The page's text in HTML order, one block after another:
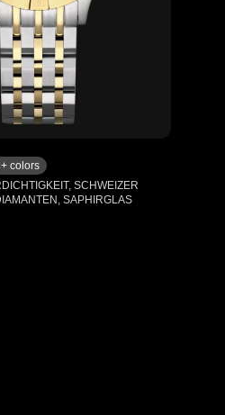
+ colors
SCHWEIZER
SAPHIRGLAS